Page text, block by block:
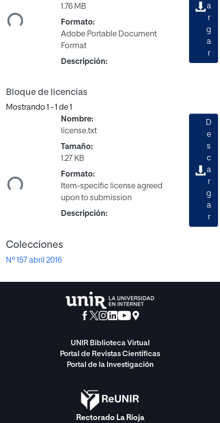
1.76 MB
Formato:
Adobe Portable Document
Format
Descripción:
a
r
g
a
r
Bloque de licencias
Mostrando 1 - 1 de 1
Nombre:
license.txt
Tamaño:
1.27 KB
Formato:
Item-specific license agreed
upon to submission
Descripción:
D
e
s
c
a
r
g
a
r
Colecciones
Nº 157 abril 2016
UNIR Biblioteca Virtual
Portal de Revistas Científicas
Portal de la Investigación
Rectorado La Rioja